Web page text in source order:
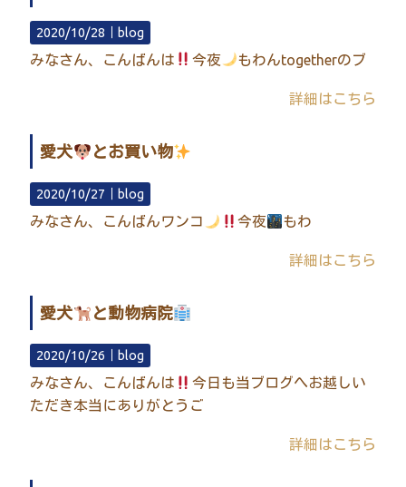
2020/10/28｜ blog
みなさん、こんばんは 今夜 もわんtogetherのブ
詳細はこちら
愛犬 とお買い物
2020/10/27｜ blog
みなさん、こんばんワンコ 今夜 もわ
詳細はこちら
愛犬 と動物病院
2020/10/26｜blog
みなさん、こんばんは
今日も当ブログへお越しい
ただき本当にありがとうご
詳細はこちら